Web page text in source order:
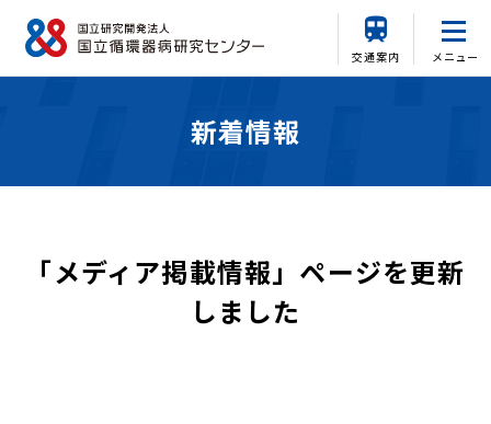
交通案内 メニュー
新着情報
「メディア掲載情報」ページを更新
しました